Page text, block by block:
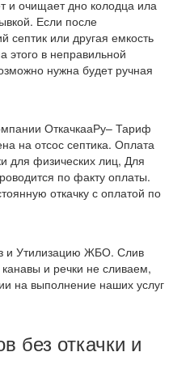
и очищает дно колодца ила
Если после
септик или другая емкость
этого в неправильной
нужна будет ручная
ОткачкааРу– Тариф
на отсос септика. Оплата
для физических лиц, Для
по факту оплаты.
откачку с оплатой по
и Утилизацию ЖБО. Слив
и речки не сливаем,
на выполнение наших услуг
без откачки и